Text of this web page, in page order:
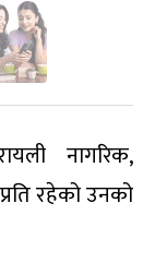
नागरिक,
रहेको उनको